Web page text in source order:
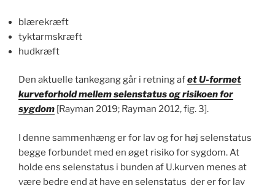
blærekræft
tyktarmskræft
hudkræft
Den aktuelle tankegang går i retning afet U-formet
kurveforhold mellem selenstatus og risikoen for
sygdom [Rayman 2019; Rayman 2012, fig. 3].
I denne sammenhæng er for lav og for høj selenstatus
begge forbundet med en øget risiko for sygdom. At
holde ens selenstatus i bunden af U.kurven menes at
være bedre end at have en selenstatus der er for lav